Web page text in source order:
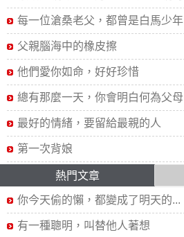
每一位滄桑老父，都曾是白馬少年
父親腦海中的橡皮擦
他們愛你如命，好好珍惜
總有那麼一天，你會明白何為父母
最好的情緒，要留給最親的人
第一次背娘
熱門文章
你今天偷的懶，都變成了明天的...
有一種聰明，叫替他人著想